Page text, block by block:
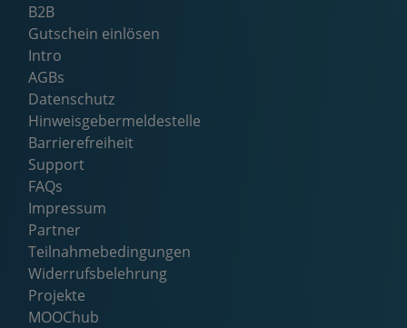
B2B
Gutschein einlösen
Intro
AGBs
Datenschutz
Hinweisgebermeldestelle
Barrierefreiheit
Support
FAQs
Impressum
Partner
Teilnahmebedingungen
Widerrufsbelehrung
Projekte
MOOChub